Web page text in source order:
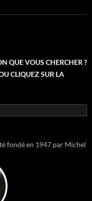
QUE VOUS CHERCHER ?
CLIQUEZ SUR LA
fondé en 1947 par Michel